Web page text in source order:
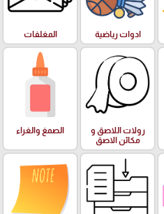
ادوات رياضية المغلفات
رولات اللاصق و
مكائن الاصق
الصمغ والغراء